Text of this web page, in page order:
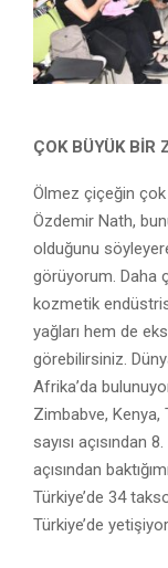
ÇOK BÜYÜK BİR
Ölmez çiçeğin çok
Özdemir Nath,
olduğunu
görüyorum. Daha
kozmetik
yağları hem de
görebilirsiniz.
Afrika’da
Zimbabve, Kenya,
sayısı açısından
açısından
Türkiye’de 34
Türkiye’de